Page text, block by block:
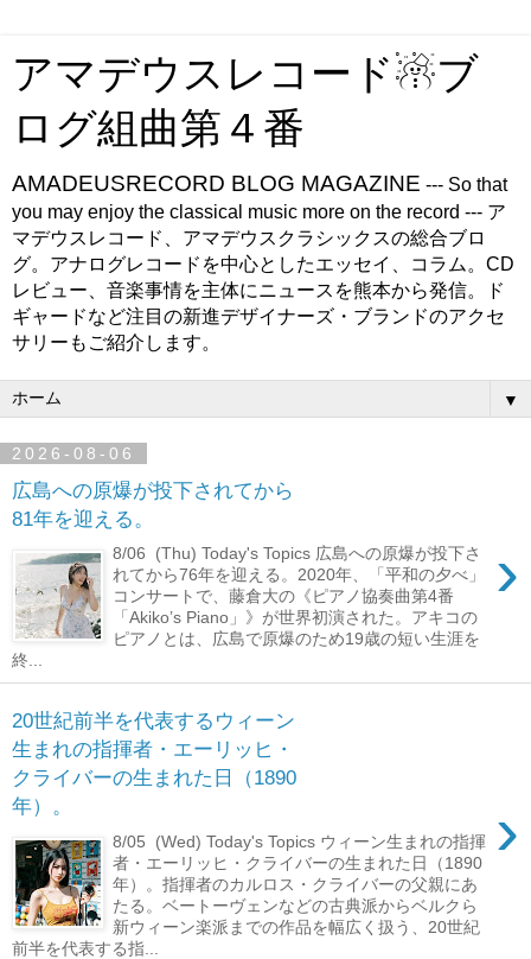
アマデウスレコード☃ブ
ログ組曲第４番
AMADEUSRECORD BLOG MAGAZINE --- So that
you may enjoy the classical music more on the record --- ア
マデウスレコード、アマデウスクラシックスの総合ブロ
グ。アナログレコードを中心としたエッセイ、コラム。CD
レビュー、音楽事情を主体にニュースを熊本から発信。ド
ギャードなど注目の新進デザイナーズ・ブランドのアクセ
サリーもご紹介します。
▼
2026-08-06
広島への原爆が投下されてから
81年を迎える。
›
8/06 (Thu) Today's Topics 広島への原爆が投下さ
れてから76年を迎える。2020年、「平和の夕べ」
コンサートで、藤倉大の《ピアノ協奏曲第4番
「Akiko’s Piano」》が世界初演された。アキコの
ピアノとは、広島で原爆のため19歳の短い生涯を
終...
20世紀前半を代表するウィーン
生まれの指揮者・エーリッヒ・
クライバーの生まれた日（1890
年）。
›
8/05 (Wed) Today's Topics ウィーン生まれの指揮
者・エーリッヒ・クライバーの生まれた日（1890
年）。指揮者のカルロス・クライバーの父親にあ
たる。ベートーヴェンなどの古典派からベルクら
新ウィーン楽派までの作品を幅広く扱う、20世紀
前半を代表する指...